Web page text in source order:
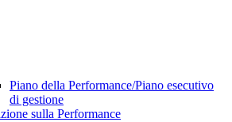
Piano della Performance/Piano esecutivo
di gestione
sulla Performance